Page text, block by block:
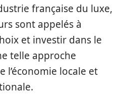
française du luxe,
sont appelés à
et investir dans le
telle approche
l’économie locale et